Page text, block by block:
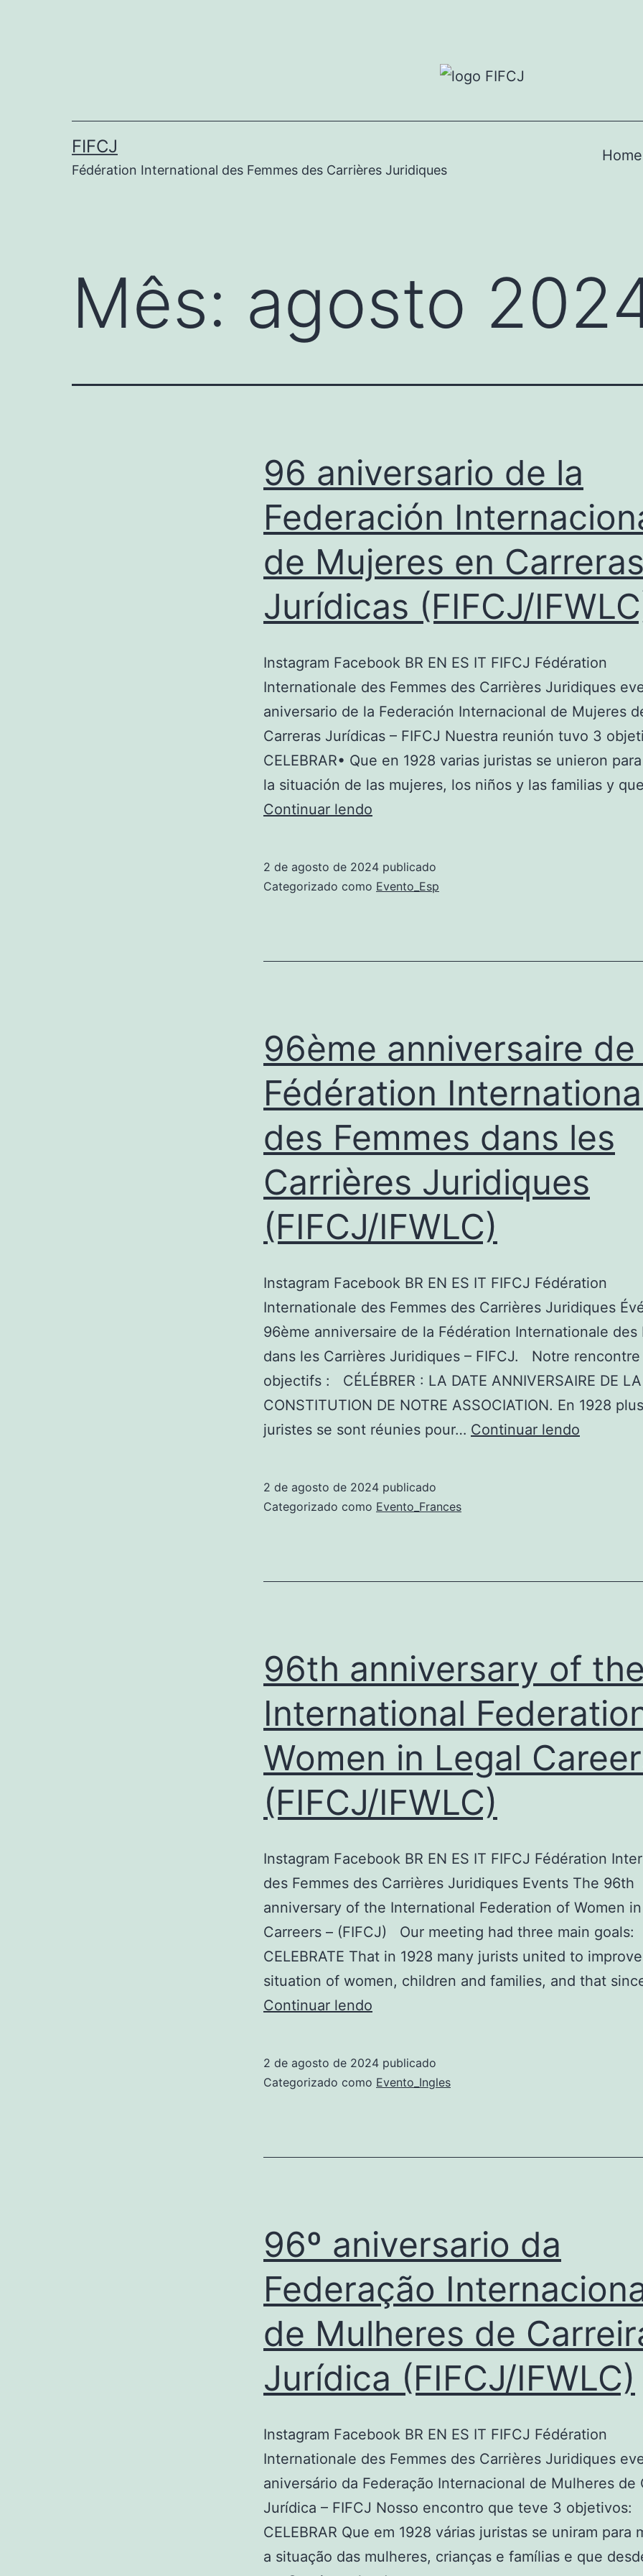
FIFCJ
Fédération International des Femmes des Carrières Juridiques
Home
Mês: agosto
96 aniversario de la
Federación
de Mujeres en Carreras
Jurídicas (FIFCJ/
Instagram Facebook BR EN ES IT FIFCJ Fédération
Internationale des Femmes des Carrières Juridiques
aniversario de la Federación Internacional de Mujeres
Carreras Jurídicas – FIFCJ Nuestra reunión tuvo 3
CELEBRAR• Que en 1928 varias juristas se unieron
la situación de las mujeres, los niños y las familias y
Continuar lendo
2 de agosto de 2024 publicado
Categorizado como Evento_Esp
96ème anniversaire de
Fédération
des Femmes dans les
Carrières Juridiques
(FIFCJ/IFWLC)
Instagram Facebook BR EN ES IT FIFCJ Fédération
Internationale des Femmes des Carrières Juridiques
96ème anniversaire de la Fédération Internationale des
dans les Carrières Juridiques – FIFCJ. Notre
objectifs : CÉLÉBRER : LA DATE ANNIVERSAIRE DE LA
CONSTITUTION DE NOTRE ASSOCIATION. En 1928
juristes se sont réunies pour… Continuar lendo
2 de agosto de 2024 publicado
Categorizado como Evento_Frances
96th anniversary of the
International
Women in Legal
(FIFCJ/IFWLC)
Instagram Facebook BR EN ES IT FIFCJ Fédération
des Femmes des Carrières Juridiques Events The 96th
anniversary of the International Federation of Women
Carreers – (FIFCJ) Our meeting had three main goals:
CELEBRATE That in 1928 many jurists united to
situation of women, children and families, and that
Continuar lendo
2 de agosto de 2024 publicado
Categorizado como Evento_Ingles
96º aniversario da
Federação
de Mulheres de
Jurídica (FIFCJ/IFWLC)
Instagram Facebook BR EN ES IT FIFCJ Fédération
Internationale des Femmes des Carrières Juridiques
aniversário da Federação Internacional de Mulheres de
Jurídica – FIFCJ Nosso encontro que teve 3 objetivos:
CELEBRAR Que em 1928 várias juristas se uniram para
a situação das mulheres, crianças e famílias e que